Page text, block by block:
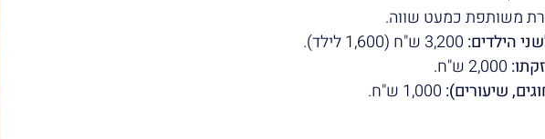
משותפת כמעט שווה.
הילדים:
שיעורים):